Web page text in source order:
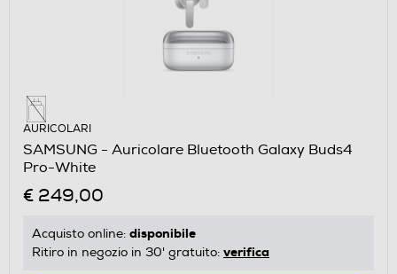
AURICOLARI
SAMSUNG - Auricolare Bluetooth Galaxy Buds4
Pro-White
€ 249,00
Acquisto online: disponibile
Ritiro in negozio in 30' gratuito: verifica